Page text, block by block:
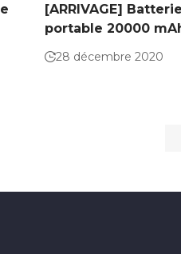
[ARRIVAGE]
portable 20000
28 décembre 2020